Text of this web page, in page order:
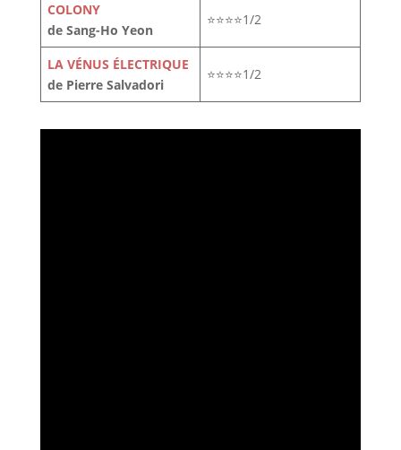
COLONY
de Sang-Ho Yeon
⭐⭐⭐⭐1/2
LA VÉNUS ÉLECTRIQUE
de Pierre Salvadori
⭐⭐⭐⭐1/2